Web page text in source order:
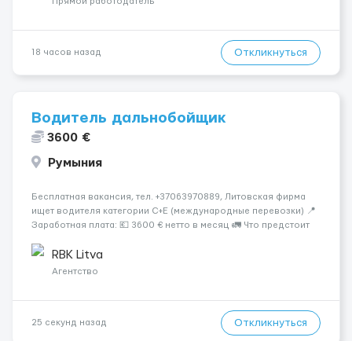
18 часов назад Откликнуться
Водитель дальнобойщик
3600 €
Румыния
Бесплатная вакансия, тел. +37063970889, Литовская фирма
ищет водителя категории C+E (международные перевозки) 📍
Заработная плата: 💶 3600 € нетто в месяц 🚛 Что предстоит
рефрижераторах. В среднем 400–500 км в день. Погрузки и
разгрузки...
RBK Litva
Агентство
25 секунд назад Откликнуться